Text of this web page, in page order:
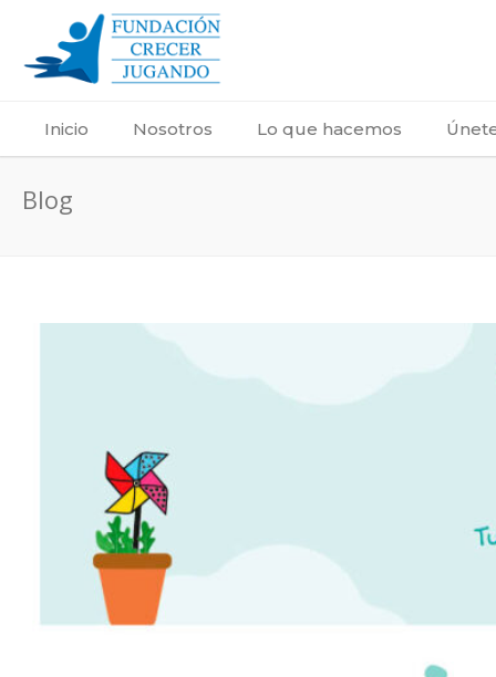
Inicio Nosotros Lo que hacemos
Blog